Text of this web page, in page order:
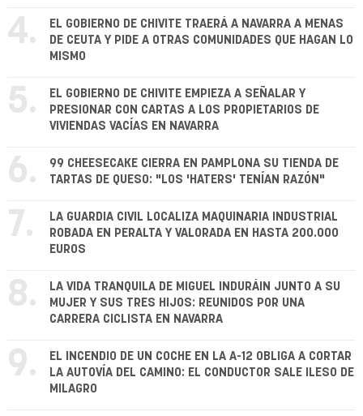
4.
EL GOBIERNO DE CHIVITE TRAERÁ A NAVARRA A MENAS
DE CEUTA Y PIDE A OTRAS COMUNIDADES QUE HAGAN LO
MISMO
5.
EL GOBIERNO DE CHIVITE EMPIEZA A SEÑALAR Y
PRESIONAR CON CARTAS A LOS PROPIETARIOS DE
VIVIENDAS VACÍAS EN NAVARRA
6.
99 CHEESECAKE CIERRA EN PAMPLONA SU TIENDA DE
TARTAS DE QUESO: "LOS 'HATERS' TENÍAN RAZÓN"
7.
LA GUARDIA CIVIL LOCALIZA MAQUINARIA INDUSTRIAL
ROBADA EN PERALTA Y VALORADA EN HASTA 200.000
EUROS
8.
LA VIDA TRANQUILA DE MIGUEL INDURÁIN JUNTO A SU
MUJER Y SUS TRES HIJOS: REUNIDOS POR UNA
CARRERA CICLISTA EN NAVARRA
9.
EL INCENDIO DE UN COCHE EN LA A-12 OBLIGA A CORTAR
LA AUTOVÍA DEL CAMINO: EL CONDUCTOR SALE ILESO DE
MILAGRO